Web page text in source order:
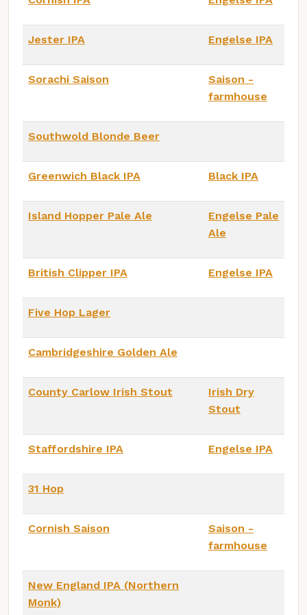
Jester IPA Engelse IPA
Sorachi Saison
Saison -
farmhouse
Southwold Blonde Beer
Greenwich Black IPA Black IPA
Island Hopper Pale Ale
Engelse Pale
Ale
British Clipper IPA Engelse IPA
Five Hop Lager
Cambridgeshire Golden Ale
County Carlow Irish Stout
Irish Dry
Stout
Staffordshire IPA Engelse IPA
31 Hop
Cornish Saison
Saison -
farmhouse
New England IPA (Northern
Monk)